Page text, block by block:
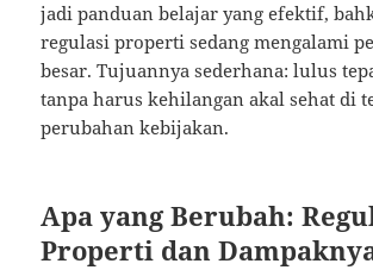
jadi panduan belajar yang efektif,
regulasi properti sedang mengalami
besar. Tujuannya sederhana: lulus
tanpa harus kehilangan akal sehat di
perubahan kebijakan.
Apa yang Berubah:
Properti dan